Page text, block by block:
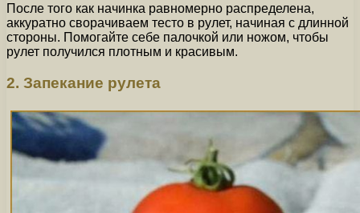
После того как начинка равномерно распределена,
аккуратно сворачиваем тесто в рулет, начиная с длинной
стороны. Помогайте себе палочкой или ножом, чтобы
рулет получился плотным и красивым.
2. Запекание рулета